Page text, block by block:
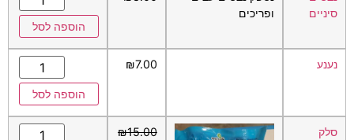
סיניים
ופריכים
הוספה לסל
נענע ₪7.00
הוספה לסל
סלק
₪15.00